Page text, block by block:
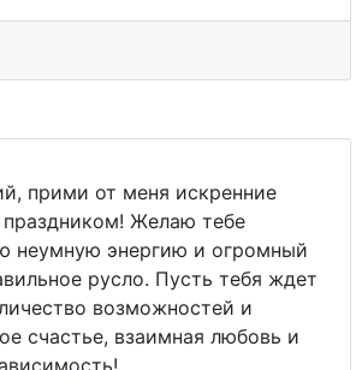
прими от меня искренние
праздником! Желаю тебе
неумную энергию и огромный
русло. Пусть тебя ждет
возможностей и
счастье, взаимная любовь и